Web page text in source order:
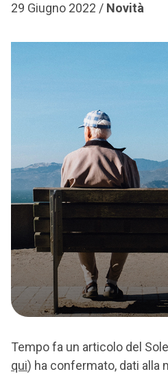
29 Giugno 2022 / Novità
Tempo fa un articolo del
qui) ha confermato, dati alla